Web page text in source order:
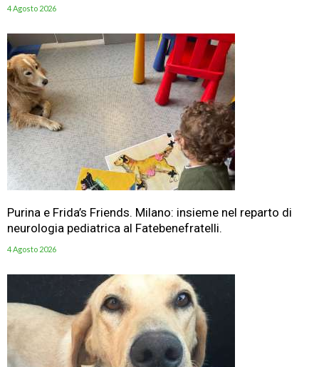
4 Agosto 2026
Purina e Frida’s Friends. Milano: insieme nel reparto di
neurologia pediatrica al Fatebenefratelli.
4 Agosto 2026